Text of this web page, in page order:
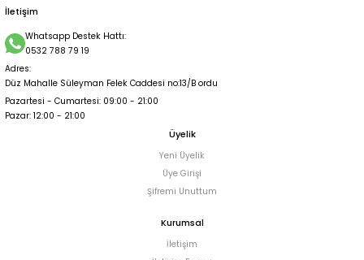
İletişim
Whatsapp Destek Hattı:
0532 788 79 19
Adres:
Düz Mahalle Süleyman Felek Caddesi no:13/B ordu
Pazartesi - Cumartesi: 09:00 - 21:00
Pazar: 12:00 - 21:00
Üyelik
Yeni Üyelik
Üye Girişi
Şifremi Unuttum
Kurumsal
İletişim